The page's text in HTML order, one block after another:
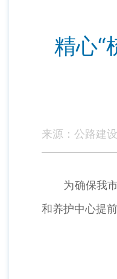
精心“
来源：公路建
为确保我市
和养护中心提